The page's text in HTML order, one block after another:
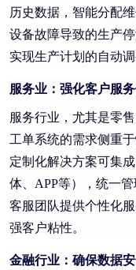
历史数据，智能分配
设备故障导致的生产
实现生产计划的自动
服务业：强化客户服
服务行业，尤其是零
工单系统的需求侧重
定制化解决方案可集
体、APP等），统一
客服团队提供个性化
强客户粘性。
金融行业：确保数据